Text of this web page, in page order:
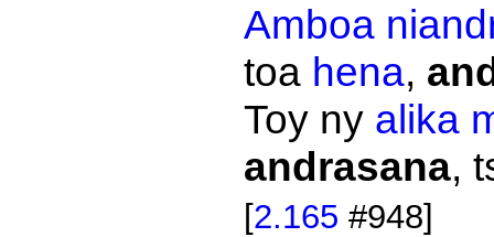
Amboa
toa hena,
Toy ny alika
andrasana,
[2.165 #948]